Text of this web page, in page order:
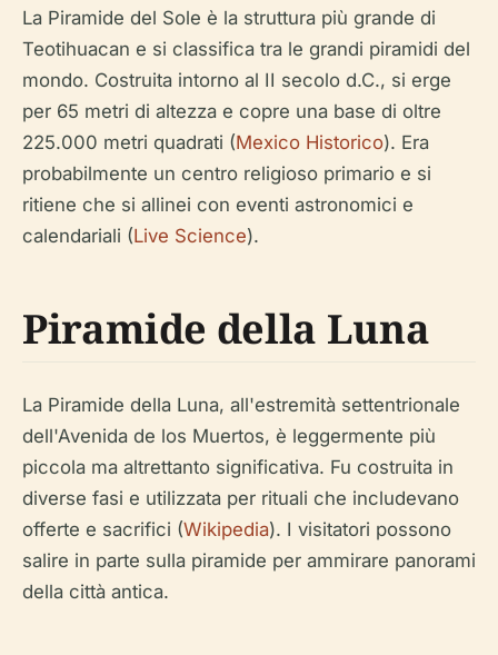
La Piramide del Sole è la struttura più grande di
Teotihuacan e si classifica tra le grandi piramidi del
mondo. Costruita intorno al II secolo d.C., si erge
per 65 metri di altezza e copre una base di oltre
225.000 metri quadrati (Mexico Historico). Era
probabilmente un centro religioso primario e si
ritiene che si allinei con eventi astronomici e
calendariali (Live Science).
Piramide della Luna
La Piramide della Luna, all'estremità settentrionale
dell'Avenida de los Muertos, è leggermente più
piccola ma altrettanto significativa. Fu costruita in
diverse fasi e utilizzata per rituali che includevano
offerte e sacrifici (Wikipedia). I visitatori possono
salire in parte sulla piramide per ammirare panorami
della città antica.